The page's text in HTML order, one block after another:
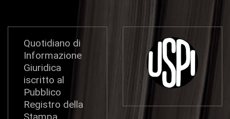
Quotidiano di
Informazione
Giuridica
iscritto al
Pubblico
Registro della